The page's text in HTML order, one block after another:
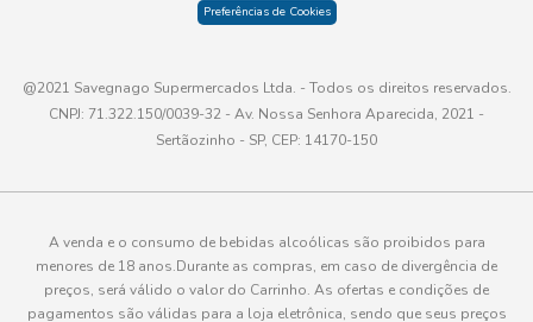
Preferências de Cookies
@2021 Savegnago Supermercados Ltda. - Todos os direitos reservados.
CNPJ: 71.322.150/0039-32 - Av. Nossa Senhora Aparecida, 2021 -
Sertãozinho - SP, CEP: 14170-150
A venda e o consumo de bebidas alcoólicas são proibidos para
menores de 18 anos.Durante as compras, em caso de divergência de
preços, será válido o valor do Carrinho. As ofertas e condições de
pagamentos são válidas para a loja eletrônica, sendo que seus preços